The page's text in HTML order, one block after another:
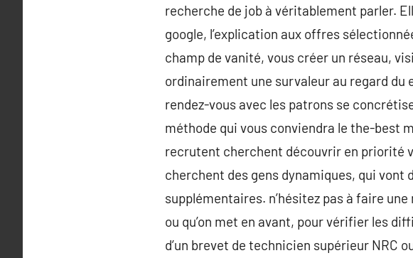
recherche de job à véritablement parler.
google, l’explication aux offres
champ de vanité, vous créer un réseau,
ordinairement une survaleur au regard
rendez-vous avec les patrons se
méthode qui vous conviendra le the-best
recrutent cherchent découvrir en priorité
cherchent des gens dynamiques, qui vont
supplémentaires. n’hésitez pas à faire
ou qu’on met en avant, pour vérifier les
d’un brevet de technicien supérieur NRC